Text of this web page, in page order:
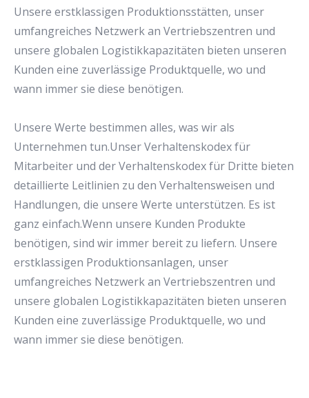
Unsere erstklassigen Produktionsstätten, unser
umfangreiches Netzwerk an Vertriebszentren und
unsere globalen Logistikkapazitäten bieten unseren
Kunden eine zuverlässige Produktquelle, wo und
wann immer sie diese benötigen.
Unsere Werte bestimmen alles, was wir als
Unternehmen tun.Unser Verhaltenskodex für
Mitarbeiter und der Verhaltenskodex für Dritte bieten
detaillierte Leitlinien zu den Verhaltensweisen und
Handlungen, die unsere Werte unterstützen. Es ist
ganz einfach.Wenn unsere Kunden Produkte
benötigen, sind wir immer bereit zu liefern. Unsere
erstklassigen Produktionsanlagen, unser
umfangreiches Netzwerk an Vertriebszentren und
unsere globalen Logistikkapazitäten bieten unseren
Kunden eine zuverlässige Produktquelle, wo und
wann immer sie diese benötigen.